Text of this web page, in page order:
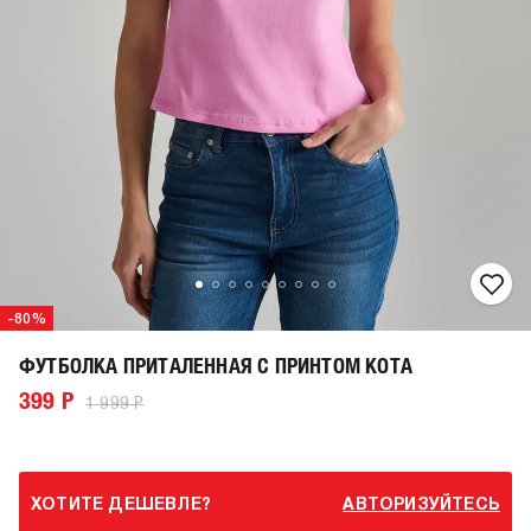
-80%
ФУТБОЛКА ПРИТАЛЕННАЯ С ПРИНТОМ КОТА
399 Р 1 999 Р
ХОТИТЕ ДЕШЕВЛЕ? АВТОРИЗУЙТЕСЬ